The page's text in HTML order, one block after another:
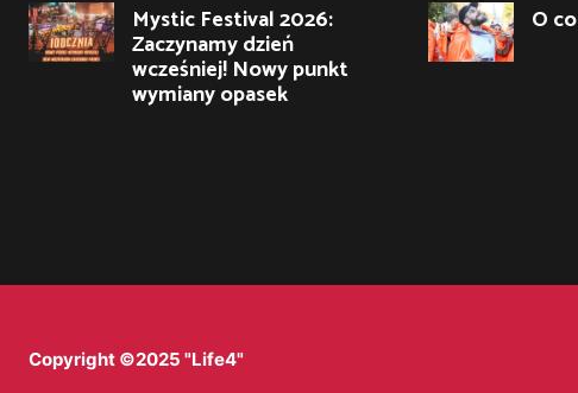
Mystic Festival 2026:
Zaczynamy dzień
wcześniej! Nowy punkt
wymiany opasek
O
Copyright ©2025 "Life4"